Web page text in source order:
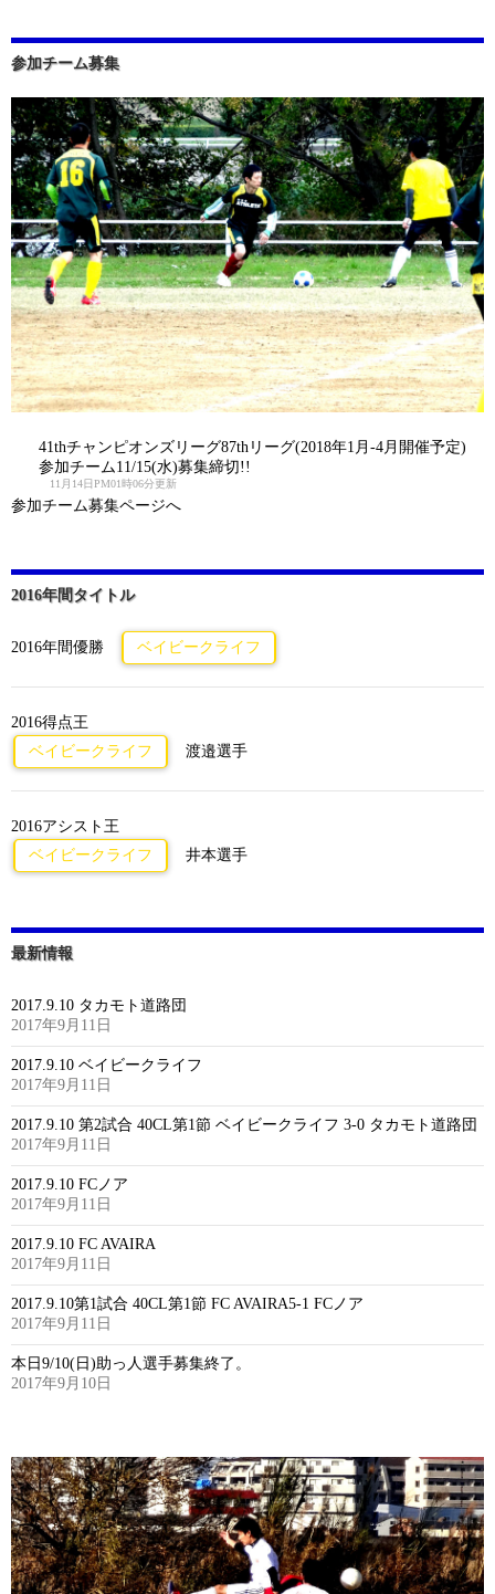
参加チーム募集
41thチャンピオンズリーグ87thリーグ(2018年1月-4月開催予定)
参加チーム11/15(水)募集締切!!
11月14日PM01時06分更新
参加チーム募集ページへ
2016年間タイトル
2016年間優勝 ベイビークライフ
2016得点王
ベイビークライフ
渡邉選手
2016アシスト王
ベイビークライフ
井本選手
最新情報
2017.9.10 タカモト道路団
2017年9月11日
2017.9.10 ベイビークライフ
2017年9月11日
2017.9.10 第2試合 40CL第1節 ベイビークライフ 3-0 タカモト道路団
2017年9月11日
2017.9.10 FCノア
2017年9月11日
2017.9.10 FC AVAIRA
2017年9月11日
2017.9.10第1試合 40CL第1節 FC AVAIRA5-1 FCノア
2017年9月11日
本日9/10(日)助っ人選手募集終了。
2017年9月10日